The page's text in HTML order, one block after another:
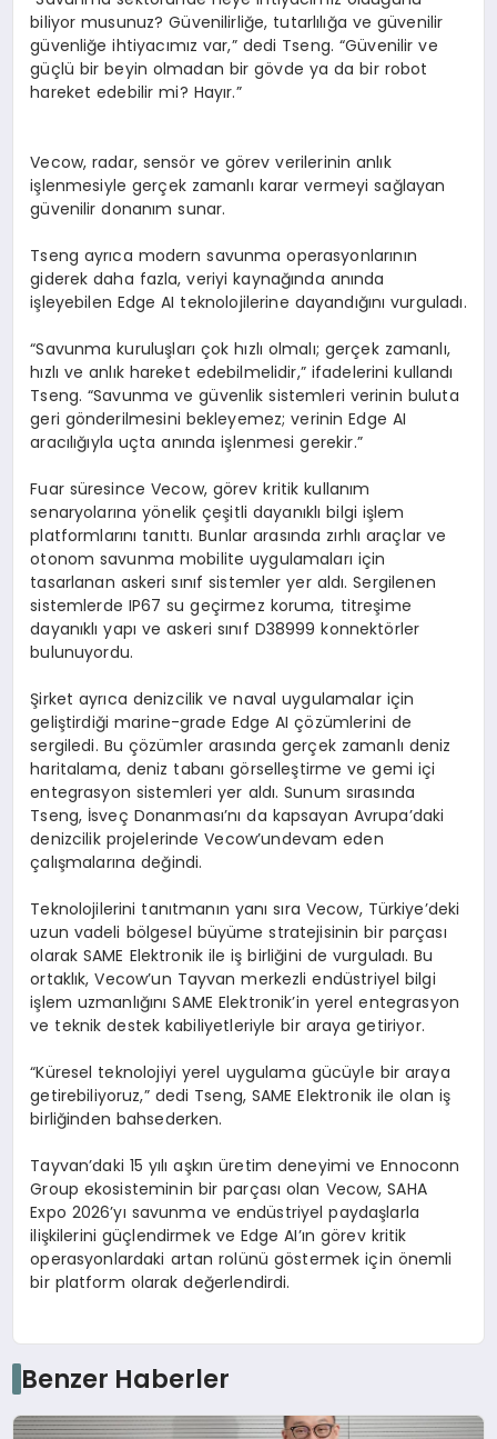
biliyor musunuz? Güvenilirliğe, tutarlılığa ve güvenilir
güvenliğe ihtiyacımız var,” dedi Tseng. “Güvenilir ve
güçlü bir beyin olmadan bir gövde ya da bir robot
hareket edebilir mi? Hayır.”
Vecow, radar, sensör ve görev verilerinin anlık
işlenmesiyle gerçek zamanlı karar vermeyi sağlayan
güvenilir donanım sunar.
Tseng ayrıca modern savunma operasyonlarının
giderek daha fazla, veriyi kaynağında anında
işleyebilen Edge AI teknolojilerine dayandığını vurguladı.
“Savunma kuruluşları çok hızlı olmalı; gerçek zamanlı,
hızlı ve anlık hareket edebilmelidir,” ifadelerini kullandı
Tseng. “Savunma ve güvenlik sistemleri verinin buluta
geri gönderilmesini bekleyemez; verininEdge AI
aracılığıyla uçta anında işlenmesi gerekir.”
Fuar süresince Vecow, görev kritik kullanım
senaryolarına yönelik çeşitli dayanıklı bilgi işlem
platformlarını tanıttı. Bunlar arasında zırhlı araçlar ve
otonom savunma mobilite uygulamaları için
tasarlanan askeri sınıf sistemler yer aldı. Sergilenen
sistemlerde IP67su geçirmez koruma, titreşime
dayanıklı yapı ve askeri sınıf D38999 konnektörler
bulunuyordu.
Şirket ayrıca denizcilik ve naval uygulamalar için
geliştirdiği marine-grade Edge AI çözümlerini de
sergiledi. Bu çözümler arasında gerçek zamanlı deniz
haritalama, deniz tabanı görselleştirme ve gemi içi
entegrasyon sistemleri yer aldı. Sunum sırasında
Tseng, İsveç Donanması’nı da kapsayan Avrupa’daki
denizcilik projelerindeVecow’undevam eden
çalışmalarına değindi.
Teknolojilerini tanıtmanın yanı sıra Vecow, Türkiye’deki
uzun vadeli bölgesel büyüme stratejisinin bir parçası
olarak SAME Elektronik ile iş birliğini de vurguladı. Bu
ortaklık,Vecow’un Tayvan merkezli endüstriyel bilgi
işlem uzmanlığını SAME Elektronik’in yerel entegrasyon
ve teknik destek kabiliyetleriyle bir araya getiriyor.
“Küresel teknolojiyi yerel uygulama gücüyle bir araya
getirebiliyoruz,” dedi Tseng, SAME Elektronik ile olan iş
birliğinden bahsederken.
Tayvan’daki 15 yılı aşkın üretim deneyimi veEnnoconn
Group ekosisteminin bir parçası olan Vecow, SAHA
Expo 2026’yı savunma ve endüstriyel paydaşlarla
ilişkilerini güçlendirmek ve Edge AI’ın görev kritik
operasyonlardaki artan rolünü göstermek için önemli
bir platform olarak değerlendirdi.
Benzer Haberler